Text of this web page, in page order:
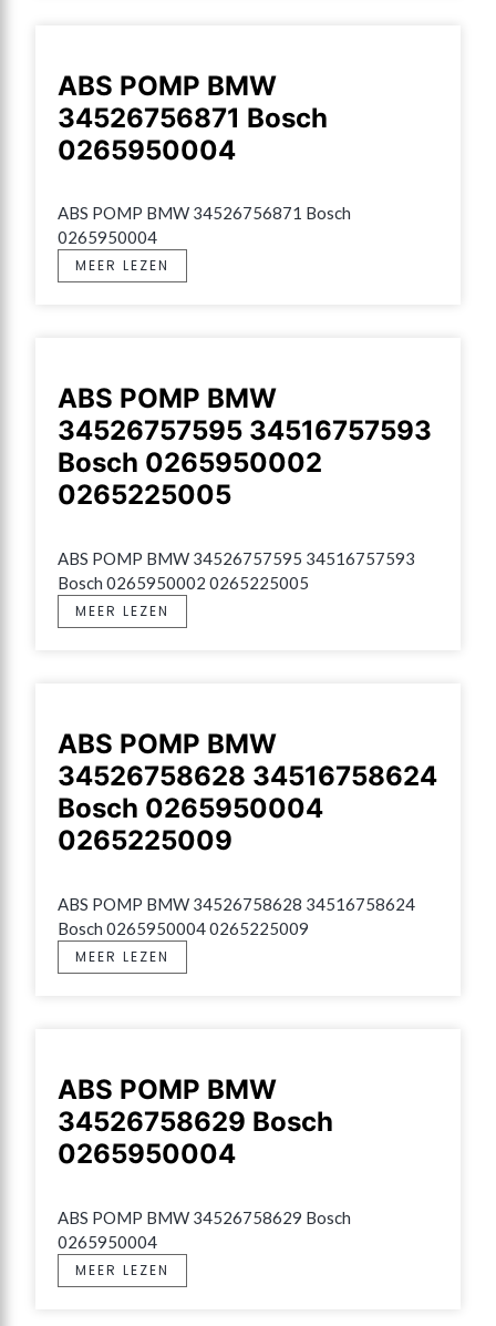
ABS POMP BMW
34526756871 Bosch
0265950004
ABS POMP BMW 34526756871 Bosch
0265950004
MEER LEZEN
ABS POMP BMW
34526757595 34516757593
Bosch 0265950002
0265225005
ABS POMP BMW 34526757595 34516757593
Bosch 0265950002 0265225005
MEER LEZEN
ABS POMP BMW
34526758628 34516758624
Bosch 0265950004
0265225009
ABS POMP BMW 34526758628 34516758624
Bosch 0265950004 0265225009
MEER LEZEN
ABS POMP BMW
34526758629 Bosch
0265950004
ABS POMP BMW 34526758629 Bosch
0265950004
MEER LEZEN